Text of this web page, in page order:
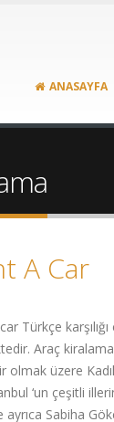
ANASAYFA
A Car
Türkçe
Araç
olmak üzere
‘un çeşitli
ayrıca Sabiha